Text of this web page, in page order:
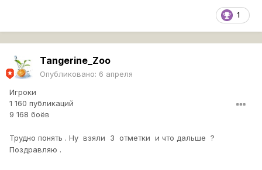
1
Tangerine_Zoo
Опубликовано: 6 апреля
Игроки
1 160 публикаций
9 168 боёв
Трудно понять . Ну взяли 3 отметки и что дальше ?
Поздравляю .